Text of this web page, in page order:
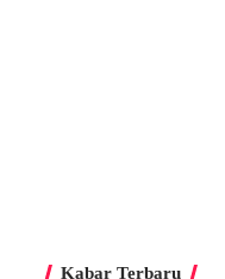
Kabar Terbaru